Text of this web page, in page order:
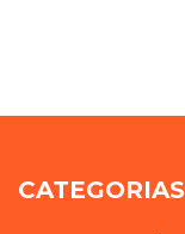
CATEGORIAS